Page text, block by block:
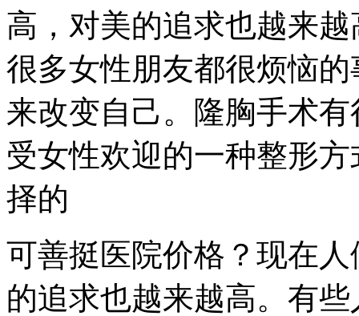
高，对美的追求也越来
很多女性朋友都很烦恼
来改变自己。隆胸手术
受女性欢迎的一种整形
择的
可善挺医院价格？现在
的追求也越来越高。有